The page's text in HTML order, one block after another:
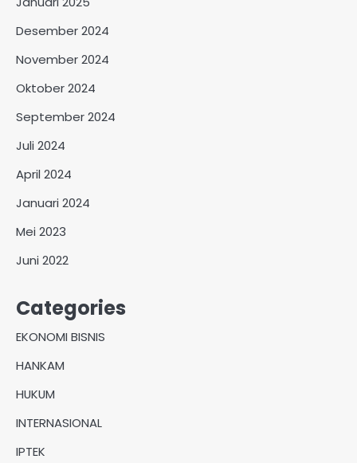
Desember 2024
November 2024
Oktober 2024
September 2024
Juli 2024
April 2024
Januari 2024
Mei 2023
Juni 2022
Categories
EKONOMI BISNIS
HANKAM
HUKUM
INTERNASIONAL
IPTEK